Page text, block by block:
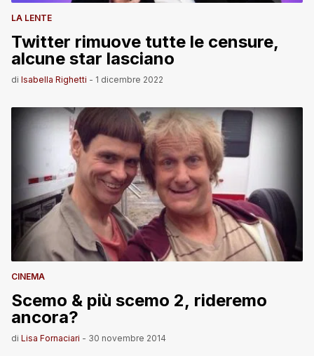
LA LENTE
Twitter rimuove tutte le censure,
alcune star lasciano
di Isabella Righetti - 1 dicembre 2022
CINEMA
Scemo & più scemo 2, rideremo
ancora?
di Lisa Fornaciari - 30 novembre 2014